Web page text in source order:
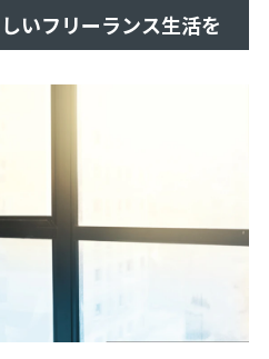
いフリーランス生活を